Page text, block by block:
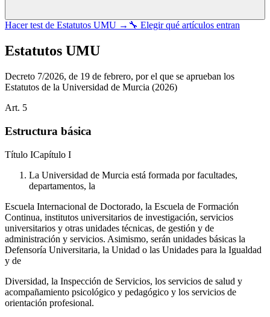
Hacer test de Estatutos UMU → 🔧 Elegir qué artículos entran
Estatutos UMU
Decreto 7/2026, de 19 de febrero, por el que se aprueban los
Estatutos de la Universidad de Murcia (2026)
Art. 5
Estructura básica
Título ICapítulo I
La Universidad de Murcia está formada por facultades,
departamentos, la
Escuela Internacional de Doctorado, la Escuela de Formación
Continua, institutos universitarios de investigación, servicios
universitarios y otras unidades técnicas, de gestión y de
administración y servicios. Asimismo, serán unidades básicas la
Defensoría Universitaria, la Unidad o las Unidades para la Igualdad
y de
Diversidad, la Inspección de Servicios, los servicios de salud y
acompañamiento psicológico y pedagógico y los servicios de
orientación profesional.